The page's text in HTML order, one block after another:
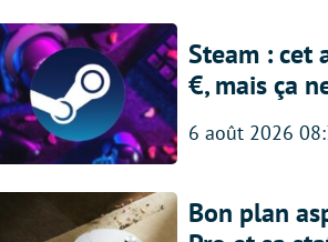
Steam : cet
€, mais ça
6 août 2026
Bon plan